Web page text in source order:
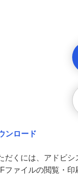
ンロード
だくには、アドビ
ファイルの閲覧・印